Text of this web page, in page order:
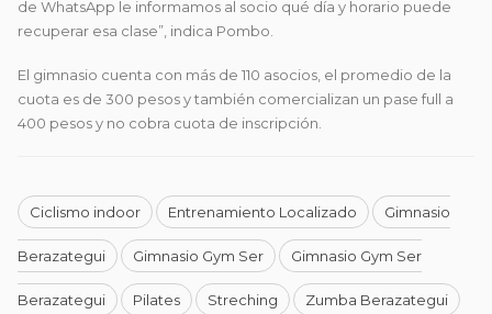
de WhatsApp le informamos al socio qué día y horario puede
recuperar esa clase”, indica Pombo.
El gimnasio cuenta con más de 110 asocios, el promedio de la
cuota es de 300 pesos y también comercializan un pase full a
400 pesos y no cobra cuota de inscripción.
Ciclismo indoor Entrenamiento Localizado Gimnasio
Berazategui Gimnasio Gym Ser Gimnasio Gym Ser
Berazategui Pilates Streching Zumba Berazategui